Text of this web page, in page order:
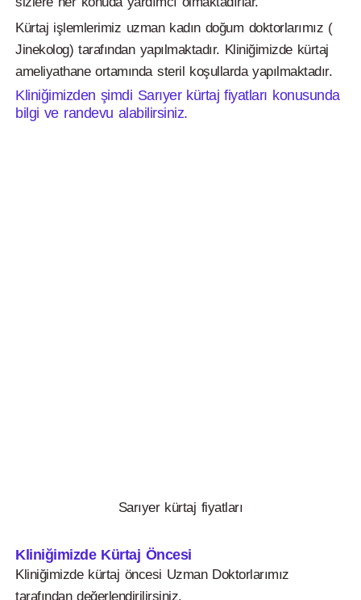
Kürtaj işlemlerimiz uzman kadın doğum doktorlarımız (
Jinekolog) tarafından yapılmaktadır. Kliniğimizde kürtaj
ameliyathane ortamında steril koşullarda yapılmaktadır.
Kliniğimizden şimdi Sarıyer kürtaj fiyatları konusunda
bilgi ve randevu alabilirsiniz.
Sarıyer kürtaj fiyatları
Kliniğimizde Kürtaj Öncesi
Kliniğimizde kürtaj öncesi Uzman Doktorlarımız
tarafından değerlendirilirsiniz.